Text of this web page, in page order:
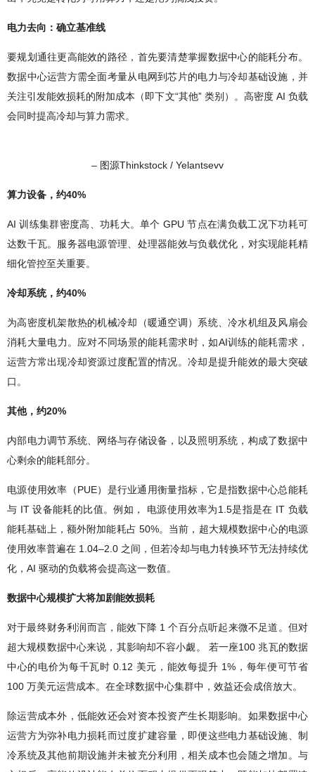
电力去向：确立基准线
要规划通往更高能效的路径，首先要清楚掌握数据中心的能耗分布。
数据中心运营方需全面考量从电网到芯片的电力与冷却基础设施，并
关注引发能效损耗的附加成本（即下文“其他” 类别）。高密度 AI 负载
会同时提高冷却与算力需求。
– 图源Thinkstock / Yelantsevv
算力设备，约40%
AI 训练集群密度高、功耗大。单个 GPU 节点在满负载工况下功耗可
达数千瓦。服务器电源管理、处理器能效与负载优化，对实现能耗精
细化管控至关重要。
冷却系统，约40%
为高密度机架散热的机械冷却（暖通空调）系统、冷水机组及风扇会
消耗大量电力。应对不同场景的能耗需求时，如AI训练的能耗需求，
运营方常出现冷却资源过度配置的情况。冷却是提升能效的最大突破
口。
其他，约20%
内部电力调节系统、网络与存储设备，以及照明系统，构成了数据中
心剩余的能耗部分。
电源使用效率（PUE）是行业通用衡量指标，它是指数据中心总能耗
与 IT 设备能耗的比值。例如， 电源使用效率为1.5是指是在 IT 负载
能耗基础上，额外附加能耗占 50%。当前，超大规模数据中心的电源
使用效率普遍在 1.04–2.0 之间，但若冷却与电力转换环节无法持续优
化，AI 驱动的负载将会提高这一数值。
数据中心规模扩大将加剧能效损耗
对于最终财务利润而言，能效下降 1 个百分点听起来微不足道。但对
超大规模数据中心来说，其影响却不容小觑。 若一座100 兆瓦的数据
中心的电价为每千瓦时 0.12 美元，能效每提升 1%，每年便可节省
100 万美元运营成本。在全球数据中心集群中，效益还会成倍放大。
除运营成本外，低能效还会对资本投资产生长期影响。如果数据中心
运营方为弥补电力损耗而过度扩建容量，即便这些电力基础设施、制
冷系统及其他前期设施并未被充分利用，相关成本也会随之增加。与